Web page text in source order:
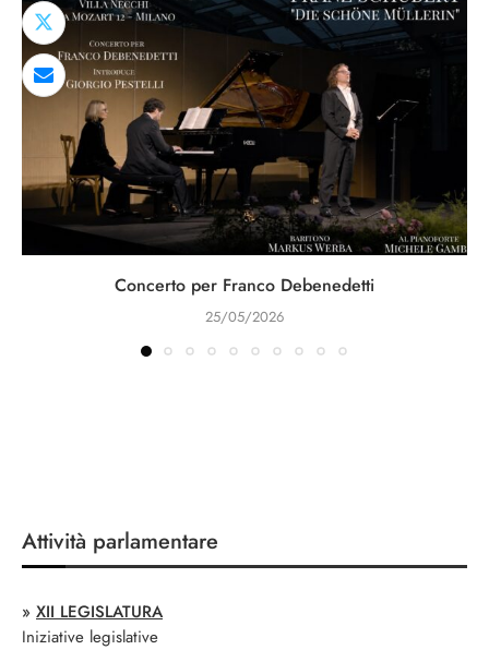
Concerto per Franco Debenedetti
25/05/2026
Attività parlamentare
» XII LEGISLATURA
Iniziative legislative